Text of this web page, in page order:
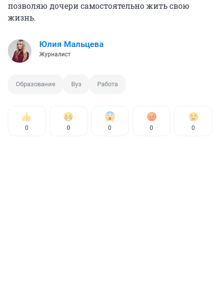
позволяю дочери самостоятельно жить свою
жизнь.
Юлия Мальцева
Журналист
Образование Вуз Работа
0 0 0 0 0